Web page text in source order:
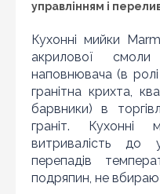
управлінням і
Кухонні мийки
акрилової
наповнювача (в
гранітна крихта,
барвники) в
граніт. Кухонні
витривалість до
перепадів
подряпин, не
Знайшли
Шановні клієнти
по інтернету знайшли
дешевше ніж у нас ...
раді запропонувати
що товар даної моделі
наявності і ціна на
магазині актуальна і